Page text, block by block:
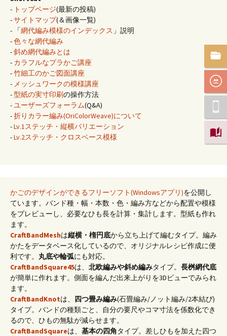
- トップページ(最新の投稿)
-サイトマップ(＆画像一覧)
- 「網代編み模様のインデックス 」説明
-色々な網代編み
-斜め網代編みとは
- カラフルなプラかご講座
-竹細工のかご図面講座
- メッシュワークの模様講座
-型紙の実寸印刷の操作方法
- ユーザーズフォーラム(Q&A)
-折りカラー編み(OriColorWeave)について
-Lv.1ステッチ・縦横バリエーション
-Lv.2ステッチ・クロスベース模様
かごのデザインができるフリーソフト(Windowsアプリ)を公開し
ています。バンド種・幅・本数・色・編み方などから配置や模様
をプレビューし、必要なひも長を計算・集計します。型紙も作れ
ます。
CraftBandMeshは縦横・楕円底から立ち上げて編むタイプ。編み
かたをデータベース化しているので、オリジナルレシピ作成に便
利です。 丸底や輪弧にも対応。
CraftBandSquare45は、 北欧編みや斜め編みタイプ。 長桝網代底
が簡単に作れます。側面を編んだ出来上がりを3Dビューでみられ
ます。
CraftBandKnotは、 四つ畳み編み(石畳編み/ノット編み/2本結び)
タイプ。バンドの種類ごと、自分の要尺やコマ寸法を係数化でき
るので、ひもの無駄が減らせます。
CraftBandSquareは、 基本の四角タイプ。差しひもを加えた四つ